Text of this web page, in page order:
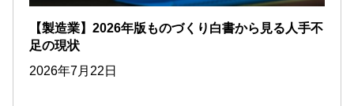
【製造業】2026年版ものづくり白書から見る人手不
足の現状
2026年7月22日